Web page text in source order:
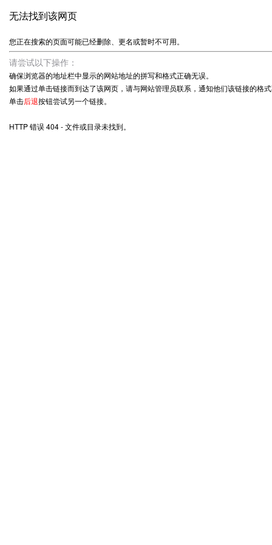
无法找到该网页
您正在搜索的页面可能已经删除、更名或暂时不可用。
请尝试以下操作：
确保浏览器的地址栏中显示的网站地址的拼写和格式正确无误。
如果通过单击链接而到达了该网页，请与网站管理员联系，通知他们该链接的格
单击后退按钮尝试另一个链接。
HTTP 错误 404 - 文件或目录未找到。